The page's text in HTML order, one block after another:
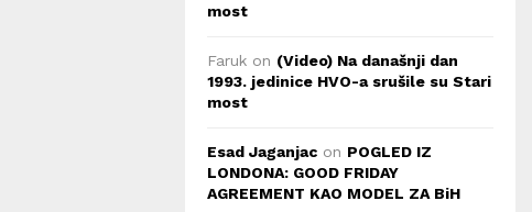
most
Faruk on (Video) Na današnji dan
1993. jedinice HVO-a srušile su Stari
most
Esad Jaganjac on POGLED IZ
LONDONA: GOOD FRIDAY
AGREEMENT KAO MODEL ZA BiH